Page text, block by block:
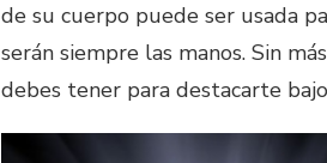
de su cuerpo puede ser usada
serán siempre las manos. Sin
debes tener para destacarte